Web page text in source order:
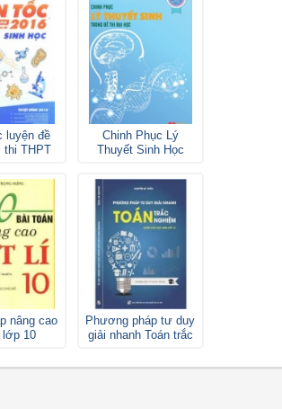
luyện đề
thi THPT
Chinh Phục Lý
Thuyết Sinh Học
nâng cao
10
Phương pháp tư duy
giải nhanh Toán trắc